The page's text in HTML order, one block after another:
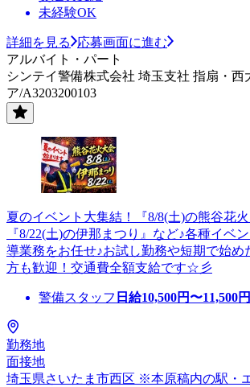
未経験OK
詳細を見る
応募画面に進む
アルバイト・パート
シンテイ警備株式会社 埼玉支社 指扇・西
ア/A3203200103
夏のイベント大集結！『8/8(土)の熊谷花
『8/22(土)の伊那まつり』など♪各種イベ
導業務をお任せ♪お試し勤務や短期で始め
方も歓迎！交通費全額支給です☆彡
警備スタッフ 日給10,500円〜11,500円
勤務地
面接地
埼玉県さいたま市西区 ※本原稿内の駅・